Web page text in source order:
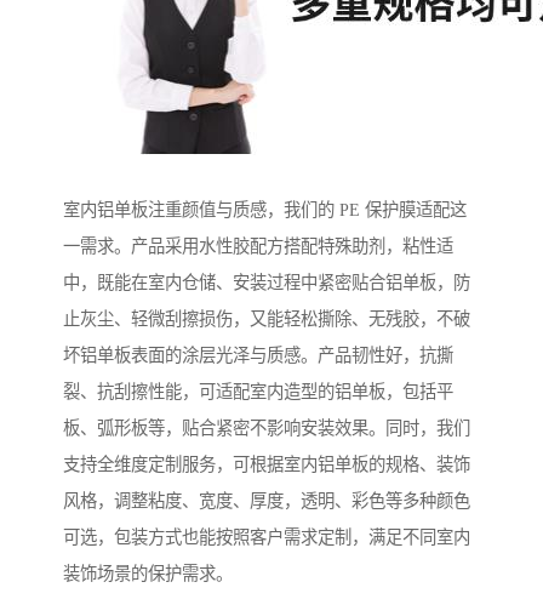
室内铝单板注重颜值与质感，我们的 PE 保护膜适配这
一需求。产品采用水性胶配方搭配特殊助剂，粘性适
中，既能在室内仓储、安装过程中紧密贴合铝单板，防
止灰尘、轻微刮擦损伤，又能轻松撕除、无残胶，不破
坏铝单板表面的涂层光泽与质感。产品韧性好，抗撕
裂、抗刮擦性能，可适配室内造型的铝单板，包括平
板、弧形板等，贴合紧密不影响安装效果。同时，我们
支持全维度定制服务，可根据室内铝单板的规格、装饰
风格，调整粘度、宽度、厚度，透明、彩色等多种颜色
可选，包装方式也能按照客户需求定制，满足不同室内
装饰场景的保护需求。